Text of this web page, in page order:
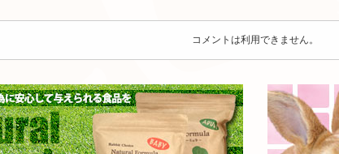
コメントは利用できません。